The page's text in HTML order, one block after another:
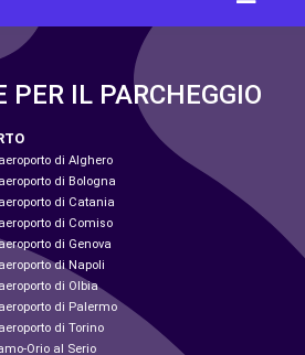
PER IL PARCHEGGIO
di Alghero
di Bologna
di Catania
di Comiso
di Genova
di Napoli
di Olbia
di Palermo
di Torino
Orio al Serio